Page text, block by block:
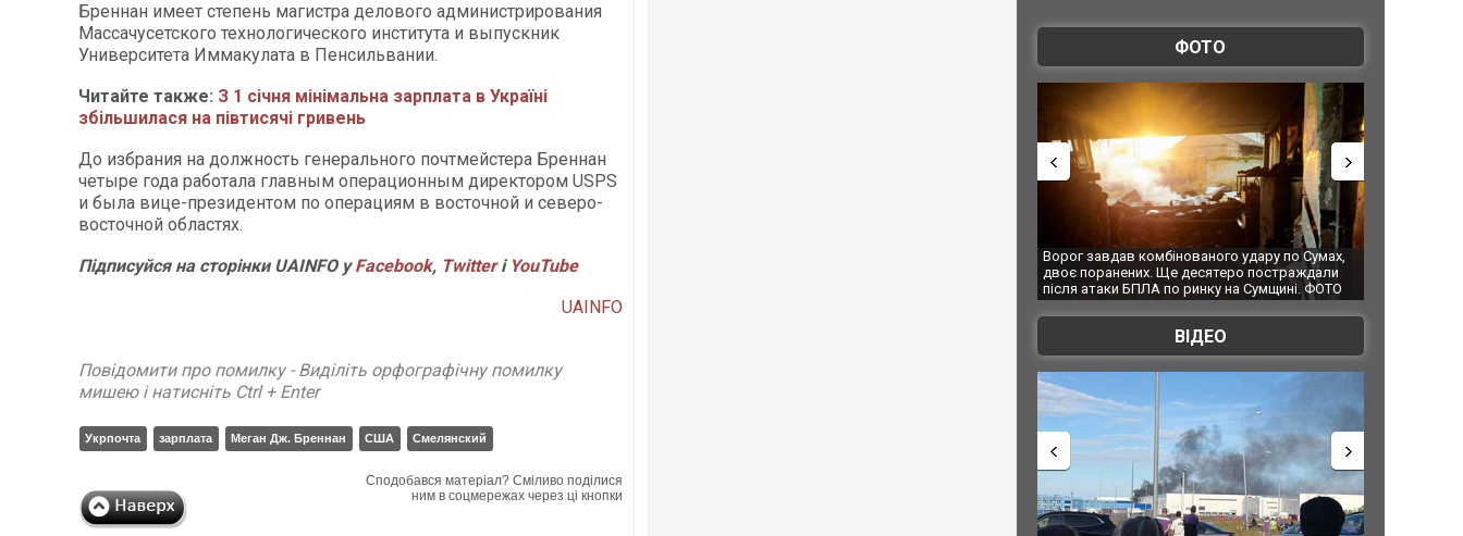
Бреннан имеет степень магистра делового администрирования
Массачусетского технологического института и выпускник
Университета Иммакулата в Пенсильвании.
Читайте также: З 1 січня мінімальна зарплата в Україні
збільшилася на півтисячі гривень
До избрания на должность генерального почтмейстера Бреннан
четыре года работала главным операционным директором USPS
и была вице-президентом по операциям в восточной и северо-
восточной областях.
Підписуйся на сторінки UAINFO уFacebook, Twitterі YouTube
UAINFO
Повідомити про помилку - Виділіть орфографічну помилку
мишею і натисніть Ctrl + Enter
Укрпочта зарплата Меган Дж. Бреннан США Смелянский
Сподобався матеріал? Сміливо поділися
ним в соцмережах через ці кнопки
ФОТО
За 2000 кілометрів від кордону з Україною: в
Єкатеринбурзі після атаки дронів загорівся
склад Wildberries. ФОТО. ВІДЕО
ВІДЕО